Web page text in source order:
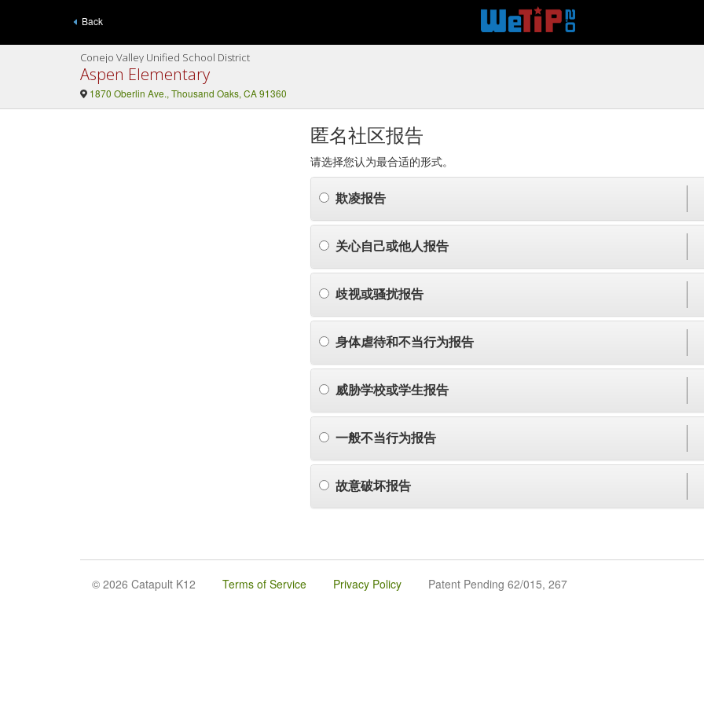
Back
Conejo Valley Unified School District
Aspen Elementary
1870 Oberlin Ave., Thousand Oaks, CA 91360
匿名社区报告
请选择您认为最合适的形式。
欺凌报告
关心自己或他人报告
歧视或骚扰报告
身体虐待和不当行为报告
威胁学校或学生报告
一般不当行为报告
故意破坏报告
© 2026 Catapult K12 Terms of Service Privacy Policy Patent Pending 62/015, 267